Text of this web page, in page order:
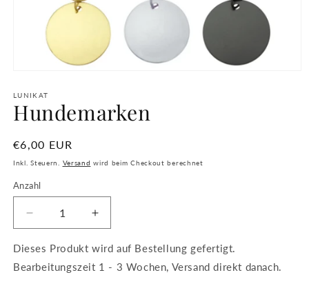
in
Modal
öffnen
LUNIKAT
Hundemarken
Normaler
Preis
€6,00 EUR
Inkl. Steuern. Versand wird beim Checkout berechnet
Anzahl
Anzahl
Verringere
die
Menge
für
Hundemarken
Erhöhe
die
Menge
für
Hundemarken
Dieses Produkt wird auf Bestellung gefertigt.
Bearbeitungszeit 1 - 3 Wochen, Versand direkt danach.